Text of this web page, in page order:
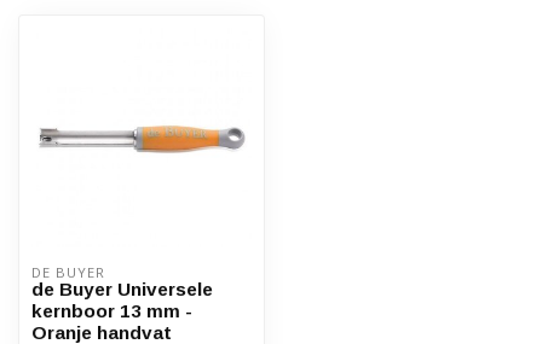
DE BUYER
de Buyer Universele
kernboor 13 mm -
Oranje handvat